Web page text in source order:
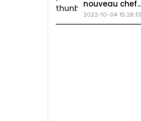
nouveau chef
balengou...
2022-10-04 15:28:13